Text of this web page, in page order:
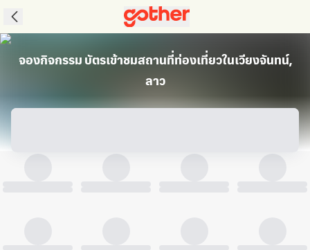
จองกิจกรรม บัตรเข้าชมสถานที่ท่องเที่ยวในเวียงจันทน์,
ลาว